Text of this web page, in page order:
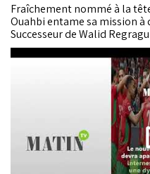
Fraîchement nommé à la
Ouahbi entame sa mission
Successeur de Walid
sa marque dans un